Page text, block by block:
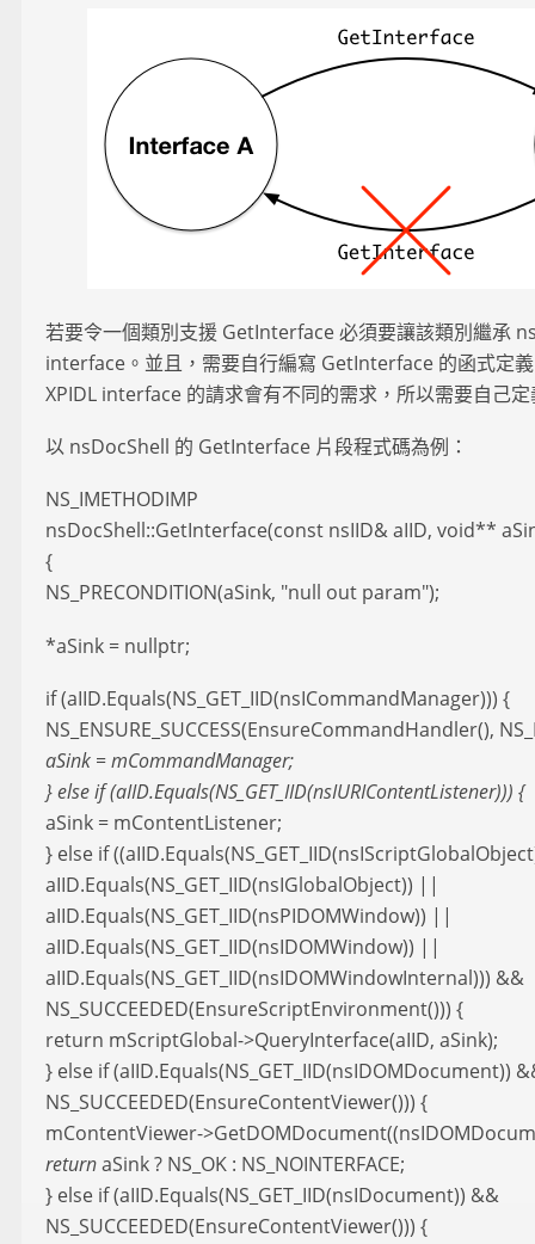
若要令一個類別支援 GetInterface 必須要讓該類別繼承
interface。並且，需要自行編寫 GetInterface 的函式定
XPIDL interface 的請求會有不同的需求，所以需要自己
以 nsDocShell 的 GetInterface 片段程式碼為例：
NS_IMETHODIMP
nsDocShell::GetInterface(const nsIID& aIID, void**
{
NS_PRECONDITION(aSink, "null out param");
*aSink = nullptr;
if (aIID.Equals(NS_GET_IID(nsICommandManager))) {
NS_ENSURE_SUCCESS(EnsureCommandHandler(),
aSink = mCommandManager;
} else if (aIID.Equals(NS_GET_IID(nsIURIContentListener))) {
aSink = mContentListener;
} else if
aIID.Equals(NS_GET_IID(nsIGlobalObject)) ||
aIID.Equals(NS_GET_IID(nsPIDOMWindow)) ||
aIID.Equals(NS_GET_IID(nsIDOMWindow)) ||
aIID.Equals(NS_GET_IID(nsIDOMWindowInternal))) &&
NS_SUCCEEDED(EnsureScriptEnvironment())) {
return mScriptGlobal->QueryInterface(aIID, aSink);
} else if (aIID.Equals(NS_GET_IID(nsIDOMDocument))
NS_SUCCEEDED(EnsureContentViewer())) {
mContentViewer-
returnaSink ? NS_OK : NS_NOINTERFACE;
} else if (aIID.Equals(NS_GET_IID(nsIDocument)) &&
NS_SUCCEEDED(EnsureContentViewer())) {